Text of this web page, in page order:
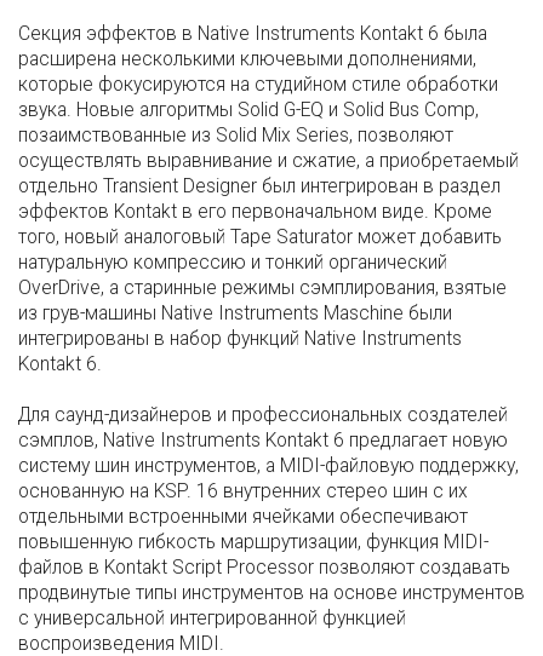
Секция эффектов в Native Instruments Kontakt 6 была
расширена несколькими ключевыми дополнениями,
которые фокусируются на студийном стиле обработки
звука. Новые алгоритмы Solid G-EQ и Solid Bus Comp,
позаимствованные из Solid Mix Series, позволяют
осуществлять выравнивание и сжатие, а приобретаемый
отдельно Transient Designer был интегрирован в раздел
эффектов Kontakt в его первоначальном виде. Кроме
того, новый аналоговый Tape Saturator может добавить
натуральную компрессию и тонкий органический
OverDrive, а старинные режимы сэмплирования, взятые
из грув-машины Native Instruments Maschine были
интегрированы в набор функций Native Instruments
Kontakt 6.
Для саунд-дизайнеров и профессиональных создателей
сэмплов, Native Instruments Kontakt 6 предлагает новую
систему шин инструментов, а MIDI-файловую поддержку,
основанную на KSP. 16 внутренних стерео шин с их
отдельными встроенными ячейками обеспечивают
повышенную гибкость маршрутизации, функция MIDI-
файлов в Kontakt Script Processor позволяют создавать
продвинутые типы инструментов на основе инструментов
с универсальной интегрированной функцией
воспроизведения MIDI.